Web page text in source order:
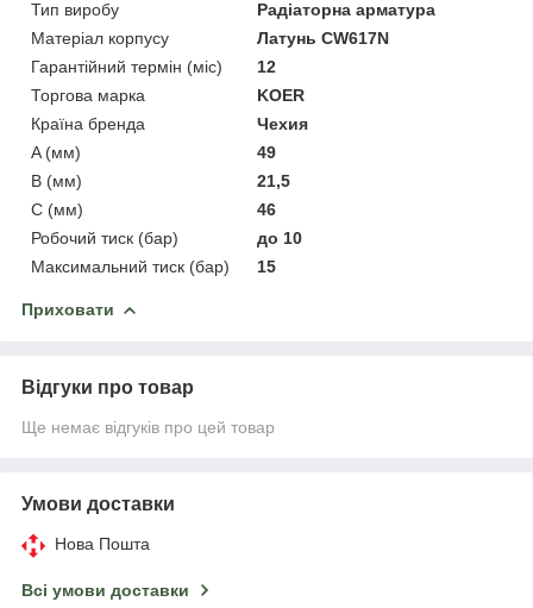
Тип виробу
Радіаторна арматура
Матеріал корпусу
Латунь CW617N
Гарантійний термін (міс)
12
Торгова марка
KOER
Країна бренда
Чехия
A (мм)
49
B (мм)
21,5
C (мм)
46
Робочий тиск (бар)
до 10
Максимальний тиск (бар)
15
Приховати
Відгуки про товар
Ще немає відгуків про цей товар
Умови доставки
Нова Пошта
Всі умови доставки